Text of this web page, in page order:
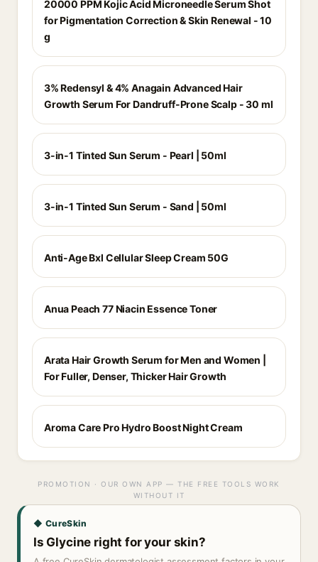
20000 PPM Kojic Acid Microneedle Serum Shot
for Pigmentation Correction & Skin Renewal - 10
g
3% Redensyl & 4% Anagain Advanced Hair
Growth Serum For Dandruff-Prone Scalp - 30 ml
3-in-1 Tinted Sun Serum - Pearl | 50ml
3-in-1 Tinted Sun Serum - Sand | 50ml
Anti-Age Bxl Cellular Sleep Cream 50G
Anua Peach 77 Niacin Essence Toner
Arata Hair Growth Serum for Men and Women |
For Fuller, Denser, Thicker Hair Growth
Aroma Care Pro Hydro Boost Night Cream
PROMOTION · OUR OWN APP — THE FREE TOOLS WORK
WITHOUT IT
◆ CureSkin
Is Glycine right for your skin?